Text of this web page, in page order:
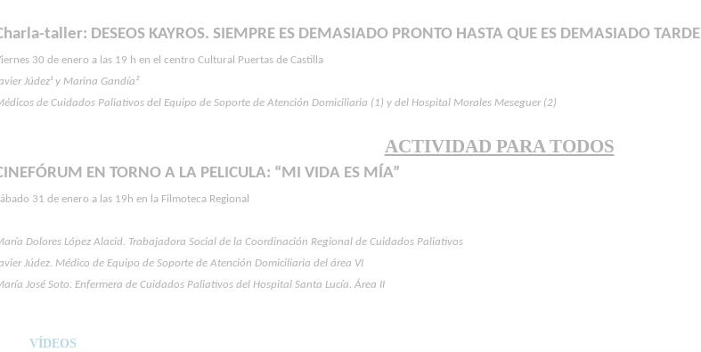
taller: DESEOS KAYROS. SIEMPRE ES DEMASIADO PRONTO HASTA QUE ES DEMASIADO TARDE
30 de enero a las 19 h en el centro Cultural Puertas de Castilla
Júdez¹ y Marina Gandía²
de Cuidados Paliativos del Equipo de Soporte de Atención Domiciliaria (1) y del Hospital Morales Meseguer (2)
ACTIVIDAD PARA TODOS
EN TORNO A LA PELICULA: “MI VIDA ES MÍA”
31 de enero a las 19h en la Filmoteca Regional
Dolores López Alacid. Trabajadora Social de la Coordinación Regional de Cuidados Paliativos
Júdez. Médico de Equipo de Soporte de Atención Domiciliaria del área VI
José Soto. Enfermera de Cuidados Paliativos del Hospital Santa Lucía. Área II
VÍDEOS